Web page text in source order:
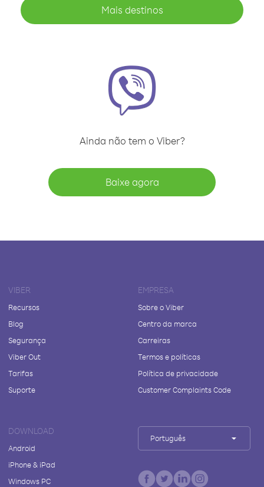
Mais destinos
Ainda não tem o Viber?
Baixe agora
VIBER
Recursos
Blog
Segurança
Viber Out
Tarifas
Suporte
EMPRESA
Sobre o Viber
Centro da marca
Carreiras
Termos e políticas
Política de privacidade
Customer Complaints Code
DOWNLOAD
Android
iPhone & iPad
Windows PC
Português